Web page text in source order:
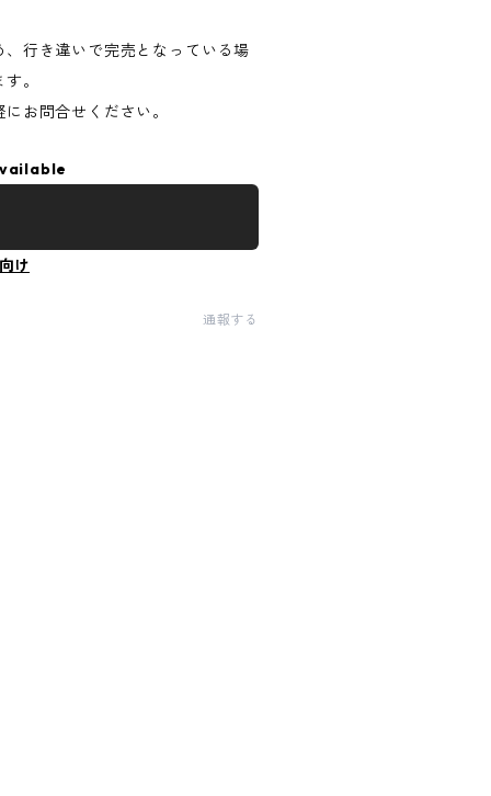
行き違いで完売となっている場
。
お問合せください。
け
通報する